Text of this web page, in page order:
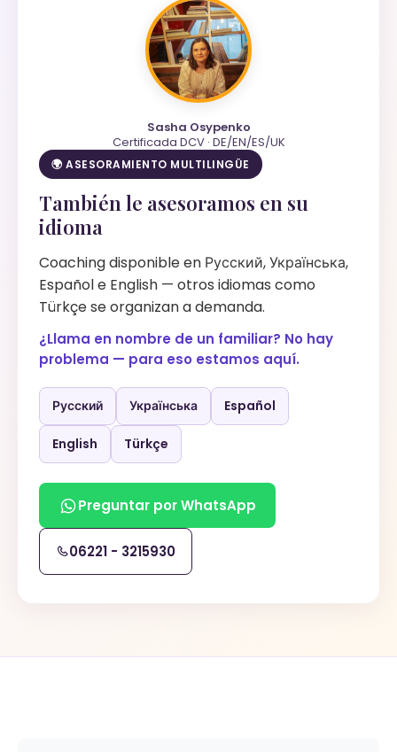
Sasha Osypenko
Certificada DCV · DE/EN/ES/UK
🌍 ASESORAMIENTO MULTILINGÜE
También le asesoramos en su
idioma
Coaching disponible en Русский, Українська,
Español e English — otros idiomas como
Türkçe se organizan a demanda.
¿Llama en nombre de un familiar? No hay
problema — para eso estamos aquí.
Русский Українська Español
English Türkçe
Preguntar por WhatsApp
06221 - 3215930